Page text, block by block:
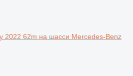
2022 62m на шасси Mercedes-Benz